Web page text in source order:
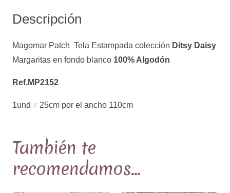
Margaritas
fondo
blanco
Ref.MP2152
Descripción
Magomar Patch Tela Estampada colección Ditsy Daisy
Margaritas en fondo blanco 100% Algodón
Ref.MP2152
1und = 25cm por el ancho 110cm
También te
recomendamos…